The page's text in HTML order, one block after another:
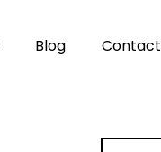
Blog Contact